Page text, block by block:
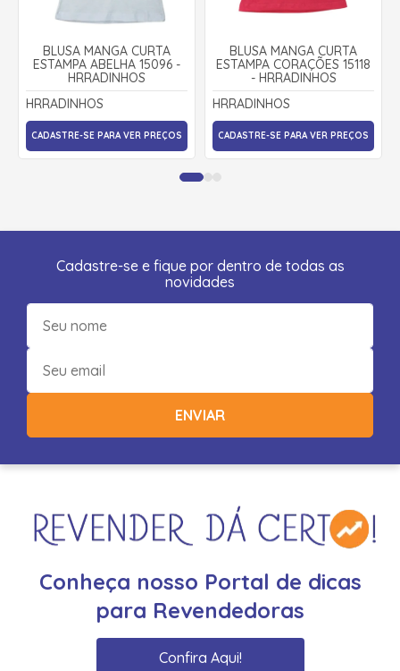
BLUSA MANGA CURTA
ESTAMPA ABELHA 15096 -
HRRADINHOS
HRRADINHOS
CADASTRE-SE PARA VER PREÇOS
BLUSA MANGA CURTA
ESTAMPA CORAÇÕES 15118
- HRRADINHOS
HRRADINHOS
CADASTRE-SE PARA VER PREÇOS
Cadastre-se e fique por dentro de todas as
novidades
ENVIAR
Conheça nosso Portal de dicas
para Revendedoras
Confira Aqui!